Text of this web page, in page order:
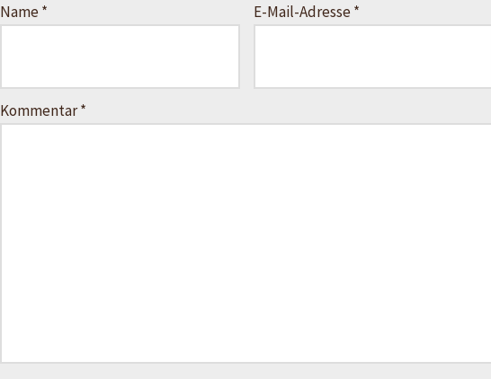
Name* E-Mail-Adresse*
Kommentar*